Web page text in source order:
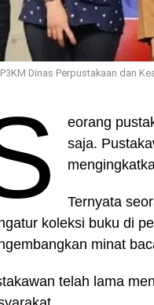
Dinas Perpustakaan dan
eorang
saja.
Ternyata
koleksi buku di
minat
telah lama